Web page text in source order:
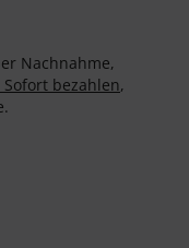
Nachnahme,
Sofort bezahlen,